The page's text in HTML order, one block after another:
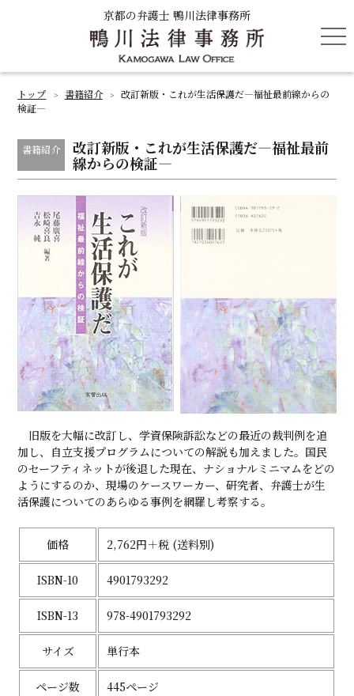
京都の弁護士 鴨川法律事務所
トップ > 書籍紹介 >
改訂新版・これが生活保護だ―福祉最前線からの
検証―
書籍紹介 改訂新版・これが生活保護だ―福祉最前
線からの検証―
旧版を大幅に改訂し、学資保険訴訟などの最近の裁判例を追
加し、自立支援プログラムについての解説も加えました。国民
のセーフティネットが後退した現在、ナショナルミニマムをどの
ようにするのか、現場のケースワーカー、研究者、弁護士が生
活保護についてのあらゆる事例を網羅し考察する。
価格 2,762円＋税 (送料別)
ISBN-10 4901793292
ISBN-13 978-4901793292
サイズ 単行本
ページ数 445ページ